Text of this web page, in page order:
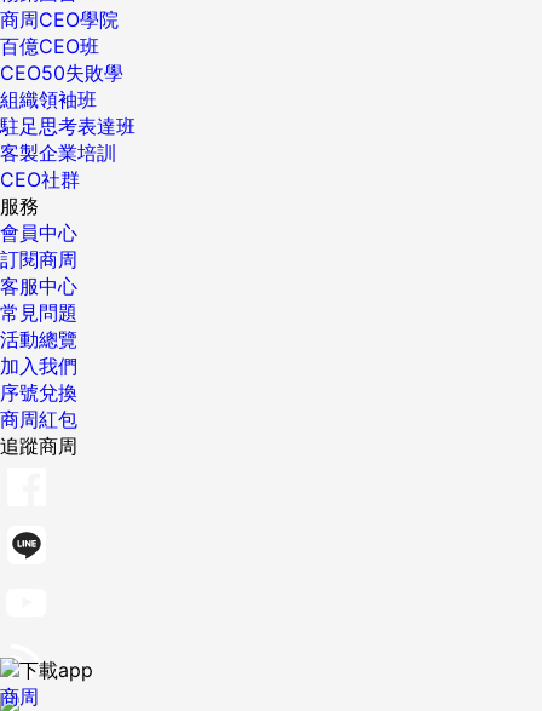
商周CEO學院
百億CEO班
CEO50失敗學
組織領袖班
駐足思考表達班
客製企業培訓
CEO社群
服務
會員中心
訂閱商周
客服中心
常見問題
活動總覽
加入我們
序號兌換
商周紅包
追蹤商周
商周